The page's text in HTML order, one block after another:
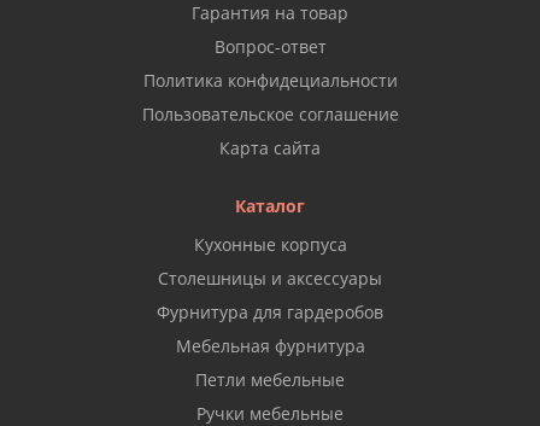
Гарантия на товар
Вопрос-ответ
Политика конфидециальности
Пользовательское соглашение
Карта сайта
Каталог
Кухонные корпуса
Столешницы и аксессуары
Фурнитура для гардеробов
Мебельная фурнитура
Петли мебельные
Ручки мебельные